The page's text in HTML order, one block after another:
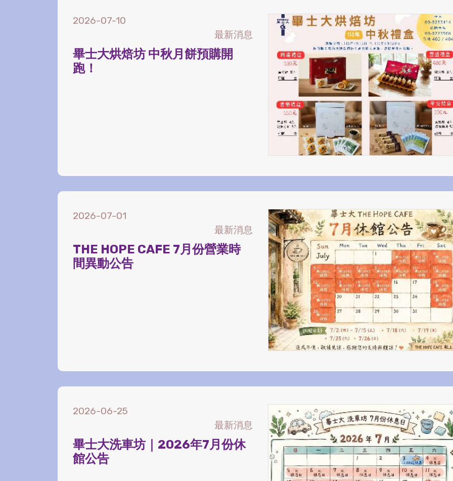
2026-07-10
最新消息
畢士大烘焙坊 中秋月餅預購開
跑！
2026-07-01
最新消息
THE HOPE CAFE 7月份營業時
間異動公告
2026-06-25
最新消息
畢士大洗車坊｜2026年7月份休
館公告